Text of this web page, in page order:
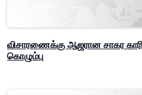
விசாரணைக்கு ஆஜரான சாகர
கொழும்பு